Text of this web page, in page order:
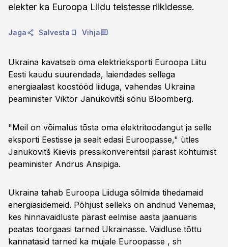
elekter ka Euroopa Liidu teistesse riikidesse.
Jaga Salvesta Vihja
Ukraina kavatseb oma elektrieksporti Euroopa Liitu
Eesti kaudu suurendada, laiendades sellega
energiaalast koostööd liiduga, vahendas Ukraina
peaminister Viktor Janukovitši sõnu Bloomberg.
"Meil on võimalus tõsta oma elektritoodangut ja selle
eksporti Eestisse ja sealt edasi Euroopasse," ütles
Janukovitš Kiievis pressikonverentsil pärast kohtumist
peaminister Andrus Ansipiga.
Ukraina tahab Euroopa Liiduga sõlmida tihedamaid
energiasidemeid. Põhjust selleks on andnud Venemaa,
kes hinnavaidluste pärast eelmise aasta jaanuaris
peatas toorgaasi tarned Ukrainasse. Vaidluse tõttu
kannatasid tarned ka mujale Euroopasse , sh